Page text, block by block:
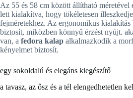
Az 55 és 58 cm között állítható méretével
lett kialakítva, hogy tökéletesen
fejméretekhez. Az ergonomikus kialakítás
biztosít, miközben könnyű érzést nyújt.
van, a fedora kalap alkalmazkodik a
kényelmet biztosít.
egy sokoldalú és elegáns kiegészítő
a tavasz, az ősz és a tél elengedhetetlen